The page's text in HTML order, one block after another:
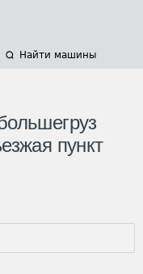
Найти машины
пункт